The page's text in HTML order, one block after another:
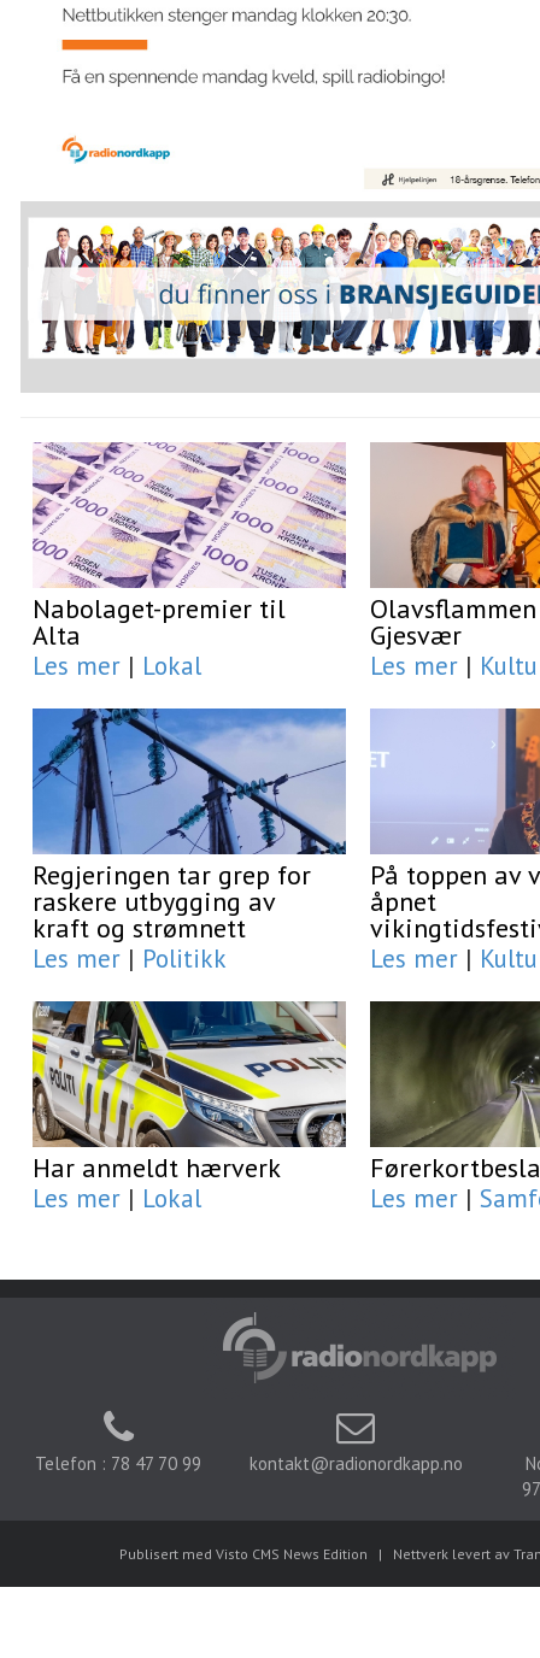
Nabolaget-premier til
Alta
Les mer | Lokal
Gjesvær
Les mer |
Regjeringen tar grep for
raskere utbygging av
kraft og strømnett
Les mer | Politikk
På toppen av
åpnet
Les mer |
Har anmeldt hærverk
Les mer | Lokal Les mer |
Telefon : 78 47 70 99 kontakt@radionordkapp.no
Publisert med Visto CMS News Edition | Nettverk levert av